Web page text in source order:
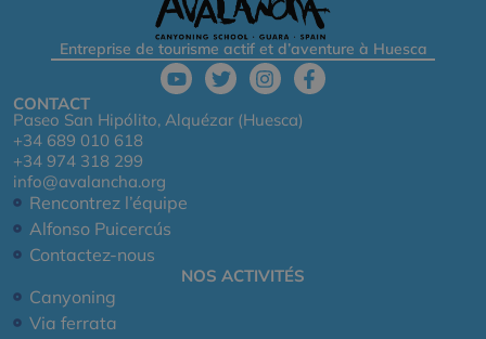
Entreprise de tourisme actif et d’aventure à Huesca
CONTACT
Paseo San Hipólito, Alquézar (Huesca)
+34 689 010 618
+34 974 318 299
info@avalancha.org
Rencontrez l’équipe
Alfonso Puicercús
Contactez-nous
NOS ACTIVITÉS
Canyoning
Via ferrata